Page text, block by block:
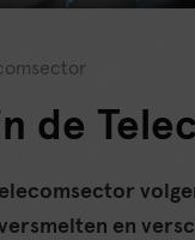
de
en